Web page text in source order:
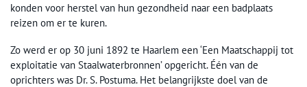
konden voor herstel van hun gezondheid naar een badplaats
reizen om er te kuren.
Zo werd er op 30 juni 1892 te Haarlem een ‘Een Maatschappij tot
exploitatie van Staalwaterbronnen’ opgericht. Één van de
oprichters was Dr. S. Postuma. Het belangrijkste doel van de